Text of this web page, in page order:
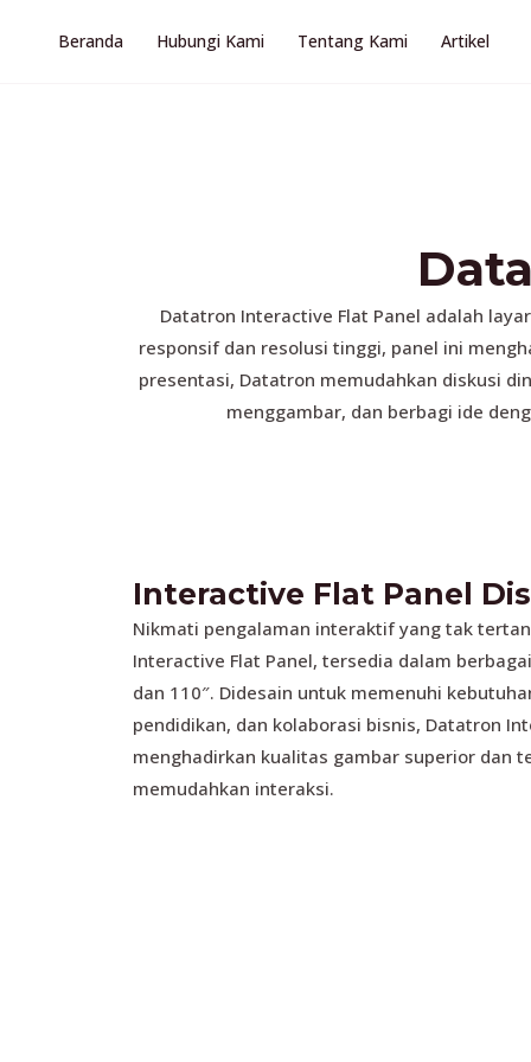
Beranda Hubungi Kami Tentang Kami Artikel
Datatron Interactive Flat Panel adalah
responsif dan resolusi tinggi, panel ini
presentasi, Datatron memudahkan diskusi
menggambar, dan berbagi ide
Interactive Flat Panel
Nikmati pengalaman interaktif yang tak
Interactive Flat Panel, tersedia dalam
dan 110″. Didesain untuk memenuhi
pendidikan, dan kolaborasi bisnis, Datatron
menghadirkan kualitas gambar superior dan
memudahkan interaksi.